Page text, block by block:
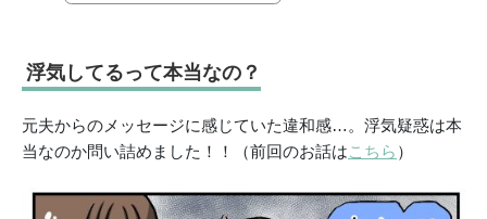
浮気してるって本当なの？
元夫からのメッセージに感じていた違和感…。浮気疑惑は本
当なのか問い詰めました！！（前回のお話はこちら ）